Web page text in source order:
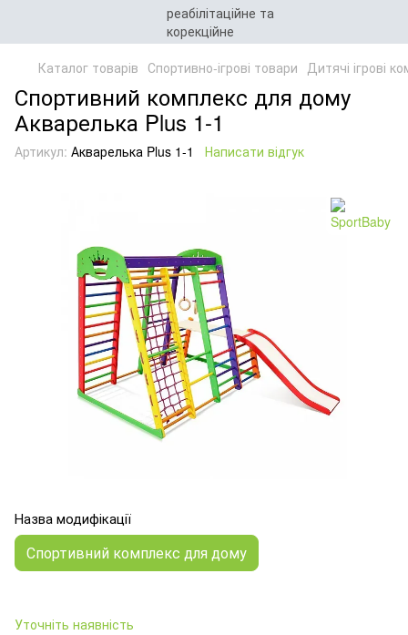
Каталог товарів Спортивно-ігрові товари Дитячі ігрові
Спортивний комплекс для дому
Акварелька Plus 1-1
Артикул: Акварелька Plus 1-1 Написати відгук
Назва модифікації
Спортивний комплекс для дому
Уточніть наявність